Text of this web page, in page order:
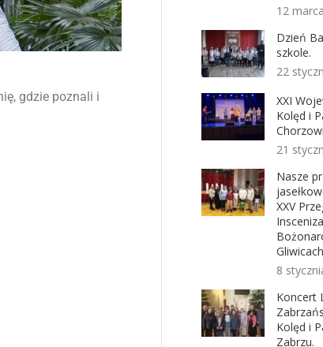
gdzie poznali i
12
Dzień
szkole.
22
XXI
Kolęd i
21
Nasze
XXV
8
Koncert
Kolęd i
Zabrzu.